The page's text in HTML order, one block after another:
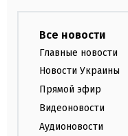
Все новости
Главные новости
Новости Украины
Прямой эфир
Видеоновости
Аудионовости